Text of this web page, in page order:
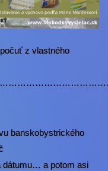
z vlastného
banskobystrického
dátumu… a potom asi